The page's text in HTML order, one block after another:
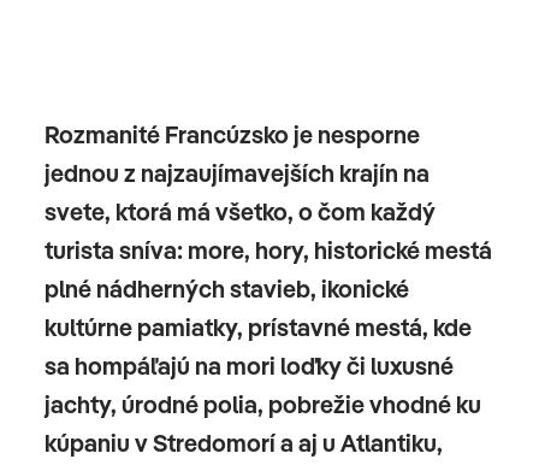
Rozmanité Francúzsko je nesporne
jednou z najzaujímavejších krajín na
svete, ktorá má všetko, o čom každý
turista sníva: more, hory, historické mestá
plné nádherných stavieb, ikonické
kultúrne pamiatky, prístavné mestá, kde
sa hompáľajú na mori loďky či luxusné
jachty, úrodné polia, pobrežie vhodné ku
kúpaniu v Stredomorí a aj u Atlantiku,